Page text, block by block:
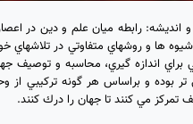
انديشه: رابطه ميان علم و دين در
ها و روشهاي متفاوتي در
براي اندازه گيري، محاسبه و توصيف
بوده و براساس هر گونه تركيبي از
مي كنند تا جهان را درك كنند.